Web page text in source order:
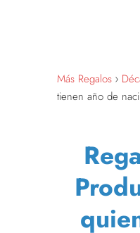
Más Regalos
tienen año de